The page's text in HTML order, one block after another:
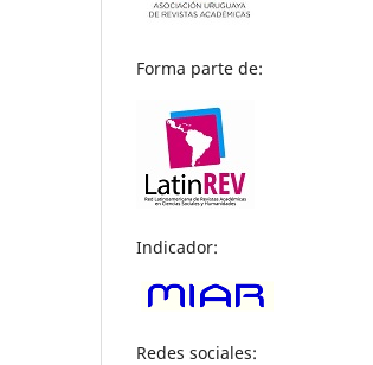
Forma parte de:
Indicador:
Redes sociales: